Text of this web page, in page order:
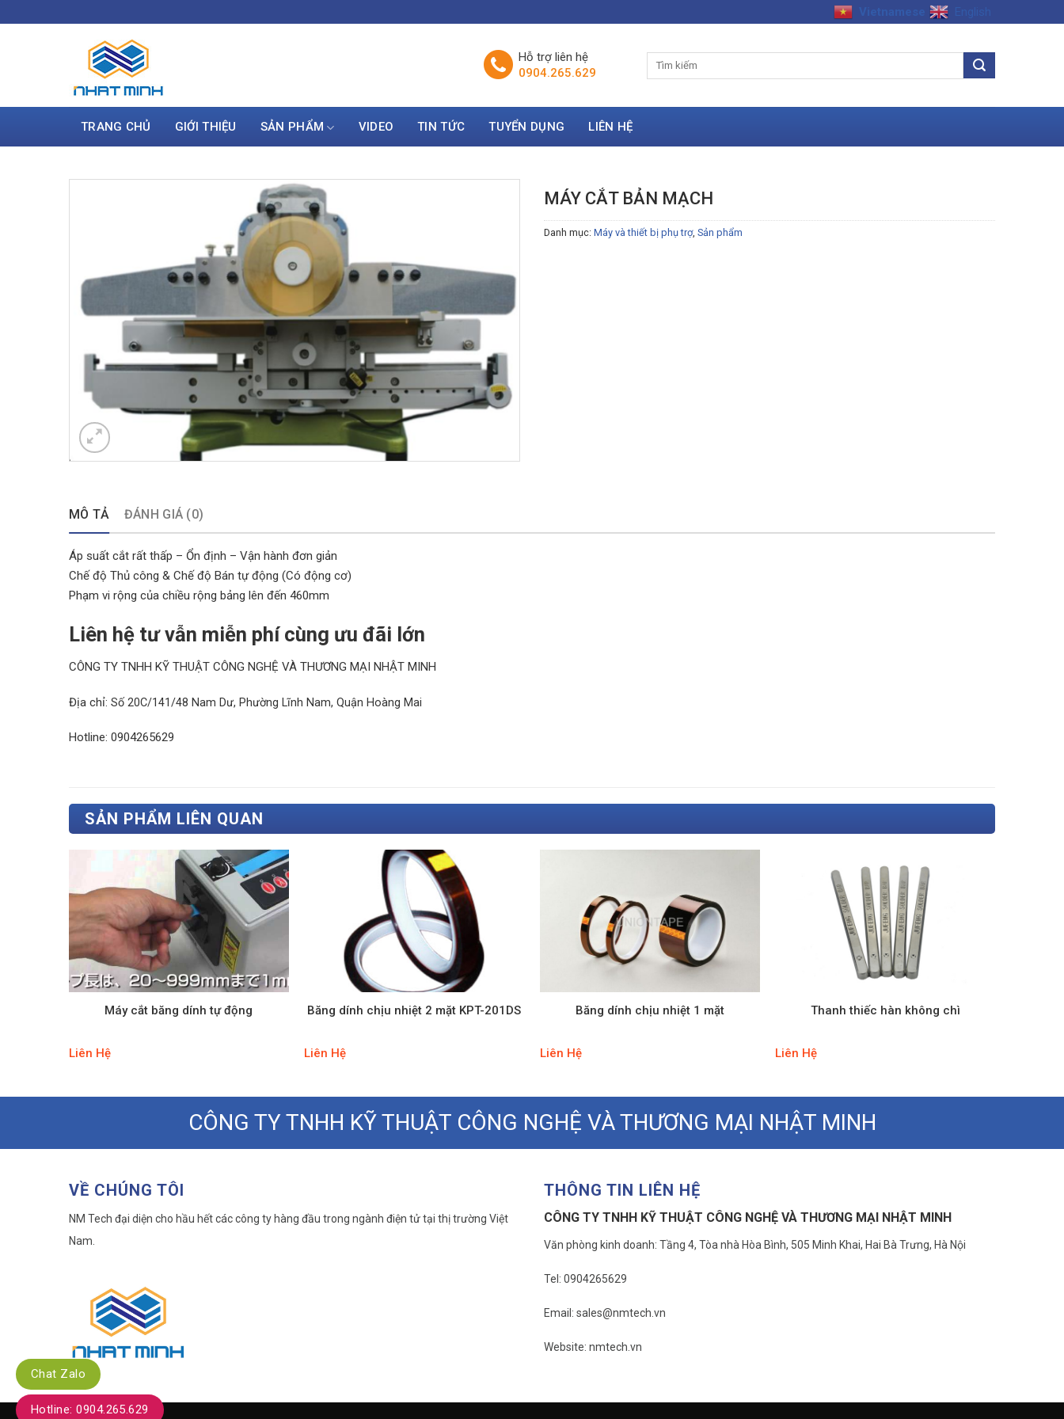
to
English
Vietnamese
Hỗ trợ liên hệ
0904.265.629
TRANG CHỦ GIỚI THIỆU SẢN PHẨM VIDEO TIN TỨC TUYỂN DỤNG LIÊN HỆ
MÁY CẮT BẢN MẠCH
Danh mục: Máy và thiết bị phụ trợ, Sản phẩm
MÔ TẢ ĐÁNH GIÁ (0)
Áp suất cắt rất thấp – Ổn định – Vận hành đơn giản
Chế độ Thủ công & Chế độ Bán tự động (Có động cơ)
Phạm vi rộng của chiều rộng bảng lên đến 460mm
Liên hệ tư vẫn miễn phí cùng ưu đãi lớn
CÔNG TY TNHH KỸ THUẬT CÔNG NGHỆ VÀ THƯƠNG MẠI NHẬT MINH
Địa chỉ: Số 20C/141/48 Nam Dư, Phường Lĩnh Nam, Quận Hoàng Mai
Hotline: 0904265629
SẢN PHẨM LIÊN QUAN
Máy cắt băng dính tự động
Liên Hệ
Băng dính chịu nhiệt 2 mặt KPT-201DS
Liên Hệ
Băng dính chịu nhiệt 1 mặt
Liên Hệ
Thanh thiếc hàn không chì
Liên Hệ
CÔNG TY TNHH KỸ THUẬT CÔNG NGHỆ VÀ THƯƠNG MẠI NHẬT MINH
VỀ CHÚNG TÔI
NM Tech đại diện cho hầu hết các công ty hàng đầu trong ngành điện tử tại thị trường Việt
Nam.
THÔNG TIN LIÊN HỆ
CÔNG TY TNHH KỸ THUẬT CÔNG NGHỆ VÀ THƯƠNG MẠI NHẬT MINH
Văn phòng kinh doanh: Tầng 4, Tòa nhà Hòa Bình, 505 Minh Khai, Hai Bà Trưng, Hà Nội
Tel: 0904265629
Email: sales@nmtech.vn
Website: nmtech.vn
Chat Zalo
Hotline: 0904.265.629